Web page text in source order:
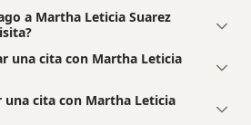
a Martha Leticia Suarez
una cita con Martha Leticia
una cita con Martha Leticia